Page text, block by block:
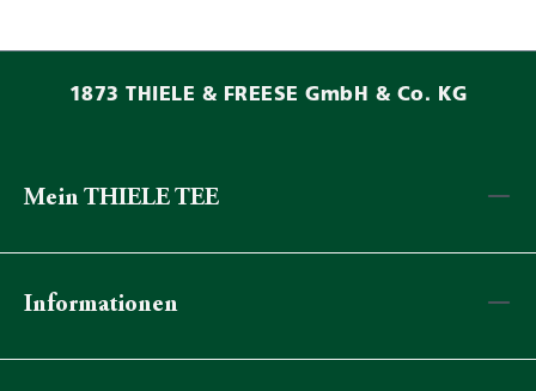
1873 THIELE & FREESE GmbH & Co. KG
Mein THIELE TEE
Informationen